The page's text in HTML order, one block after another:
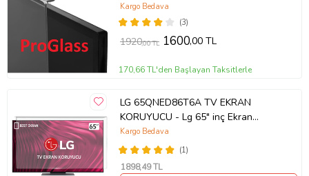
(3)
Kargo Bedava
1920,00 TL 1600,00 TL
170,66 TL'den Başlayan Taksitlerle
LG 65QNED86T6A TV EKRAN
KORUYUCU - Lg 65" inç Ekran
Koruyucu
(1)
Kargo Bedava
1898,49 TL